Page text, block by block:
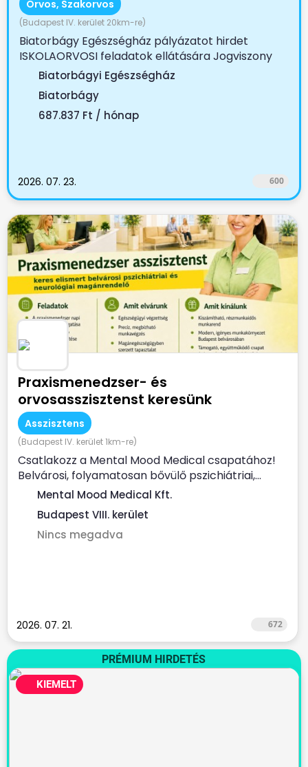
Orvos, Szakorvos
(Budapest IV. kerület 20km-re)
Biatorbágy Egészségház pályázatot hirdet
ISKOLAORVOSI feladatok ellátására Jogviszony
tartama:...
Biatorbágyi Egészségház
Biatorbágy
687.837 Ft / hónap
2026. 07. 23. 600
Praxismenedzser- és
orvosasszisztenst keresünk
Asszisztens
(Budapest IV. kerület 1km-re)
Csatlakozz a Mental Mood Medical csapatához!
Belvárosi, folyamatosan bővülő pszichiátriai,...
Mental Mood Medical Kft.
Budapest VIII. kerület
Nincs megadva
2026. 07. 21. 672
PRÉMIUM HIRDETÉS
KIEMELT